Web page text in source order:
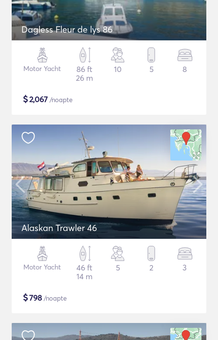
Dagless Fleur de lys 86
Motor Yacht
86 ft
26 m
10 5 8
$2,067 /noapte
Alaskan Trawler 46
Motor Yacht
46 ft
14 m
5 2 3
$798 /noapte